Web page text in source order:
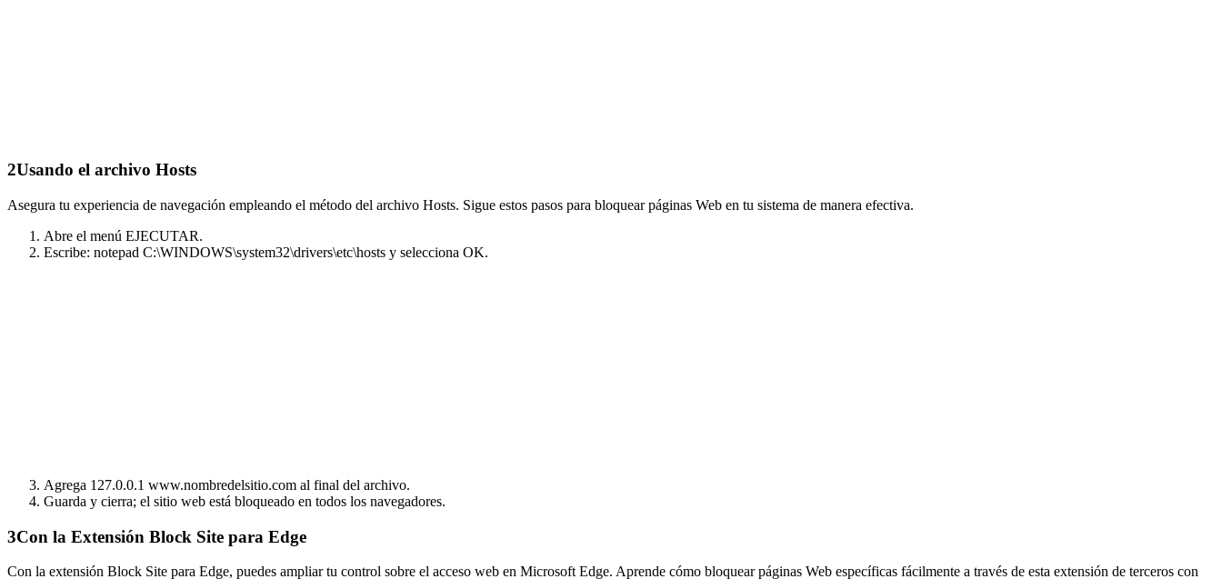
2Usando el archivo Hosts
Asegura tu experiencia de navegación empleando el método del archivo Hosts. Sigue estos pasos para bloquear páginas Web en tu sistema de manera efectiva.
Abre el menú EJECUTAR.
Escribe: notepad C:\WINDOWS\system32\drivers\etc\hosts y selecciona OK.
Agrega 127.0.0.1 www.nombredelsitio.com al final del archivo.
Guarda y cierra; el sitio web está bloqueado en todos los navegadores.
3Con la Extensión Block Site para Edge
Con la extensión Block Site para Edge, puedes ampliar tu control sobre el acceso web en Microsoft Edge. Aprende cómo bloquear páginas Web específicas fácilmente a través de esta extensión de terceros con